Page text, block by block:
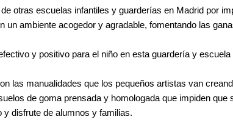
otras escuelas infantiles y guarderías en Madrid por
ambiente acogedor y agradable, fomentando las
y positivo para el niño en esta guardería y escuela
las manualidades que los pequeños artistas van
de goma prensada y homologada que impiden que
disfrute de alumnos y familias.